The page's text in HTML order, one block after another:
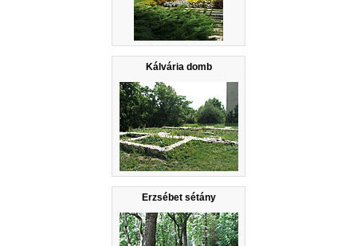
Kálvária domb
Erzsébet sétány